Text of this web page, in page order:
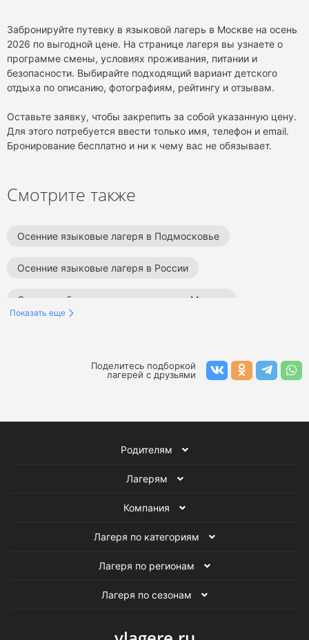
Забронируйте путевку в языковой лагерь в Москве на осень
2026 по выгодной цене. На странице лагеря вы узнаете о
программе смены, условиях проживания, питании и
безопасности. Выбирайте подходящий вариант детского
отдыха по описанию, фотографиям, рейтингу и отзывам.
Оставьте заявку, чтобы закрепить за собой указанную цену.
Для этого потребуется ввести только имя, телефон и email.
Бронирование бесплатно и ни к чему вас не обязывает.
Смотрите также
Осенние языковые лагеря в Подмосковье
Осенние языковые лагеря в России
Осенние образовательные лагеря в Москве
Осенние лагеря программирования в Москве
Осенние языковые лагеря
Показать еще
Поделитесь подборкой
лагерей с друзьями
Родителям
Лагерям
Компания
Лагеря по категориям
Лагеря по регионам
Лагеря по сезонам